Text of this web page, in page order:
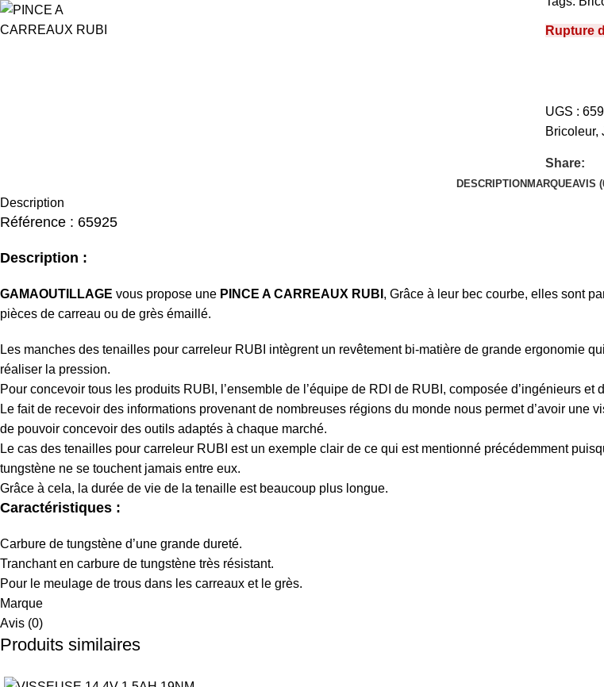
Rupture
UGS :
Bricoleur,
Share:
DESCRIPTION MARQUEAVIS
Description
Référence : 65925
Description :
GAMAOUTILLAGE vous propose une PINCE A CARREAUX RUBI , Grâce à leur bec courbe, elles sont
pièces de carreau ou de grès émaillé.
Les manches des tenailles pour carreleur RUBI intègrent un revêtement bi-matière de grande ergonomie
réaliser la pression.
Pour concevoir tous les produits RUBI, l’ensemble de l’équipe de RDI de RUBI, composée d’ingénieurs
Le fait de recevoir des informations provenant de nombreuses régions du monde nous permet d’avoir
de pouvoir concevoir des outils adaptés à chaque marché.
Le cas des tenailles pour carreleur RUBI est un exemple clair de ce qui est mentionné précédemment
tungstène ne se touchent jamais entre eux.
Grâce à cela, la durée de vie de la tenaille est beaucoup plus longue.
Caractéristiques :
Carbure de tungstène d’une grande dureté.
Tranchant en carbure de tungstène très résistant.
Pour le meulage de trous dans les carreaux et le grès.
Marque
Avis (0)
Produits similaires